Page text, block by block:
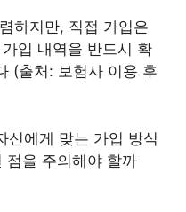
하지만, 직접 가입은
입 내역을 반드시 확
(출처: 보험사 이용 후
신에게 맞는 가입 방식
점을 주의해야 할까